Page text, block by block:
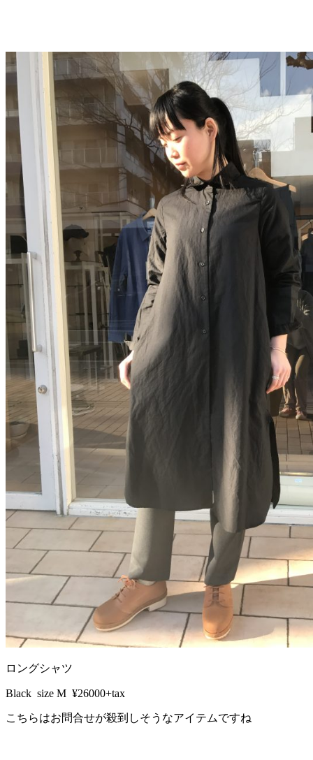
ロングシャツ
Black size M ¥26000+tax
こちらはお問合せが殺到しそうなアイテムですね